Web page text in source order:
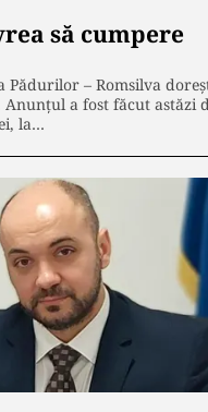
să cumpere
Pădurilor – Romsilva
a fost făcut astăzi
la…